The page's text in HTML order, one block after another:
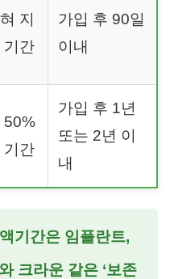
지
기간
가입 후 90일
이내
50%
기간
가입 후 1년
또는 2년 이
내
기간은 임플란트,
크라운 같은 ‘보존